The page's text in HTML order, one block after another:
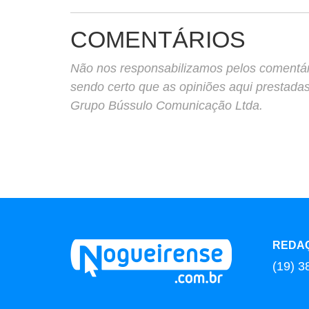
COMENTÁRIOS
Não nos responsabilizamos pelos
sendo certo que as opiniões aqui
Grupo Bússulo Comunicação Ltda.
(19)